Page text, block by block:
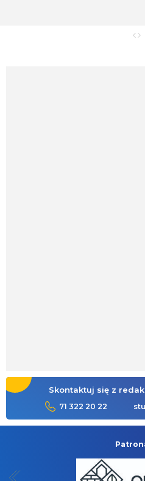
Skontaktuj się z
71 322 20 22